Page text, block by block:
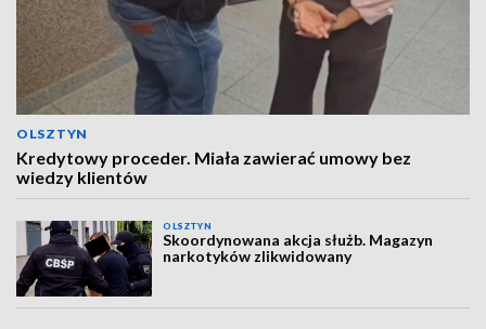
OLSZTYN
Kredytowy proceder. Miała zawierać umowy bez
wiedzy klientów
OLSZTYN
Skoordynowana akcja służb. Magazyn
narkotyków zlikwidowany